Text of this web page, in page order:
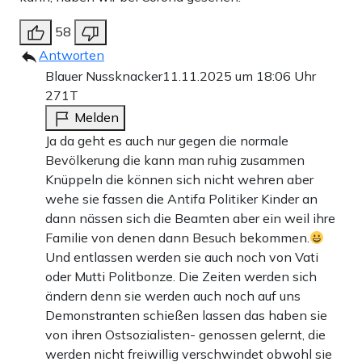
58
Antworten
Blauer Nussknacker11.11.2025 um 18:06 Uhr
271T
Melden
Ja da geht es auch nur gegen die normale
Bevölkerung die kann man ruhig zusammen
Knüppeln die können sich nicht wehren aber
wehe sie fassen die Antifa Politiker Kinder an
dann nässen sich die Beamten aber ein weil ihre
Familie von denen dann Besuch bekommen.
Und entlassen werden sie auch noch von Vati
oder Mutti Politbonze. Die Zeiten werden sich
ändern denn sie werden auch noch auf uns
Demonstranten schießen lassen das haben sie
von ihren Ostsozialisten- genossen gelernt, die
werden nicht freiwillig verschwindet obwohl sie